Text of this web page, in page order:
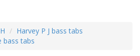
Harvey P J bass tabs
bass tabs